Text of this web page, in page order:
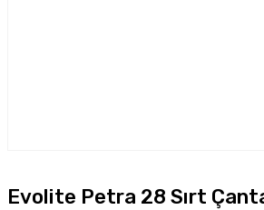
Evolite Petra 28 Sırt